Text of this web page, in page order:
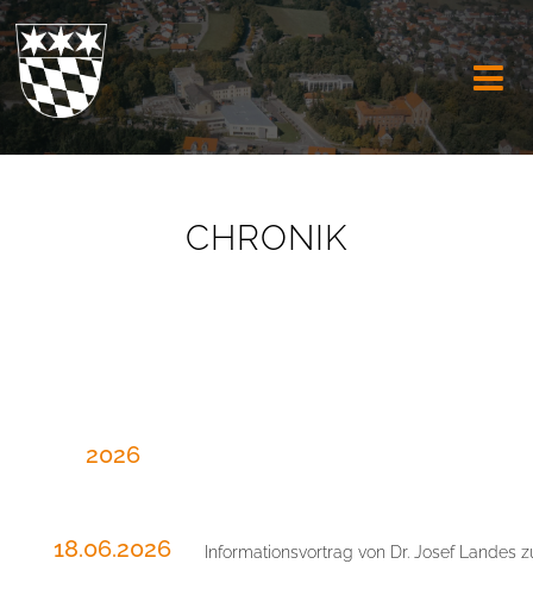

CHRONIK
2026
18.06.2026 Informationsvortrag von Dr. Josef Landes